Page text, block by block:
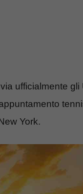
ufficialmente gli
York.